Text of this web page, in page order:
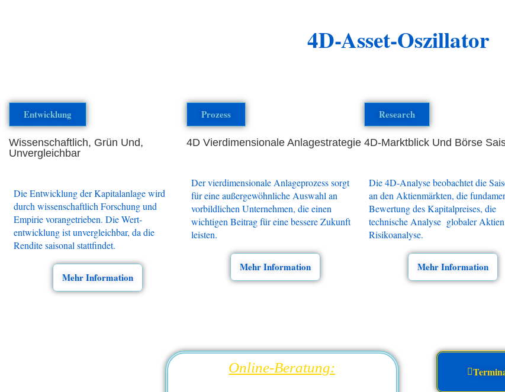
4D-Asset-Oszillator
Entwicklung
Wissenschaftlich, Grün Und,
Unvergleichbar
Die Entwicklung der Kapitalanlage wird
durch wissenschaftlich Forschung und
Empirie vorangetrieben. Die Wert-
entwicklung ist unvergleichbar, da die
Rendite saisonal stattfindet.
Mehr Information
Prozess
4D Vierdimensionale Anlagestrategie
Der vierdimensionale Anlageprozess sorgt
für eine außergewöhnliche Auswahl an
vorbildlichen Unternehmen, die einen
wichtigen Beitrag für eine bessere Zukunft
leisten.
Mehr Information
Research
4D-Marktblick Und Börse
Die 4D-Analyse beobachtet die
an den Aktienmärkten, die
Bewertung des Kapitalpreises, die
technische Analyse globaler
Risikoanalyse.
Mehr Information
Online-Beratung: